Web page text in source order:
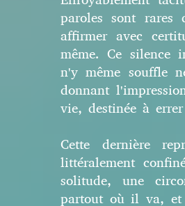
paroles sont rares
affirmer avec
même. Ce silence
n'y même souffle
donnant
vie, destinée à
Cette dernière
littéralement
solitude, une
partout où il va, et